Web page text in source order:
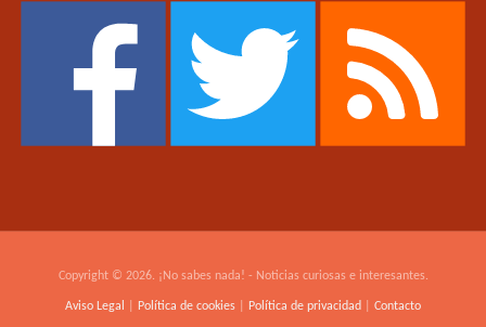
Copyright © 2026. ¡No sabes nada! - Noticias curiosas e interesantes.
Aviso Legal Política de cookies Política de privacidad Contacto